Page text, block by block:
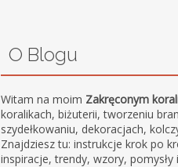
O Blogu
Witam na moim Zakręconym
koralikach, biżuterii, tworzeniu
szydełkowaniu, dekoracjach,
Znajdziesz tu: instrukcje krok po
inspiracje, trendy, wzory, pomysły